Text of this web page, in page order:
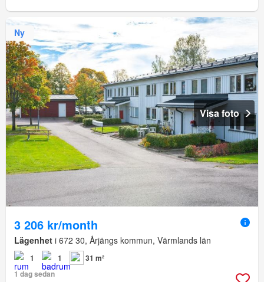
Ny
Visa foto
3 206 kr/month
Lägenhet i 672 30, Årjängs kommun, Värmlands län
1 1
31 m²
1 dag sedan